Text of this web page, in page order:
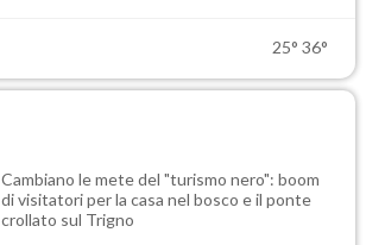
25° 36°
Cambiano le mete del "turismo nero": boom
di visitatori per la casa nel bosco e il ponte
crollato sul Trigno